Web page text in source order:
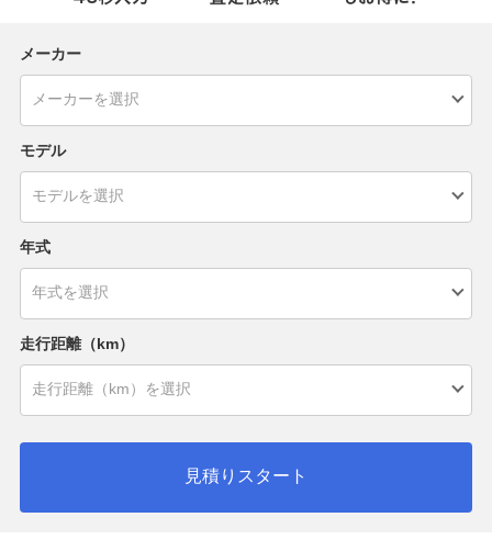
メーカー
モデル
年式
走行距離（km）
見積りスタート